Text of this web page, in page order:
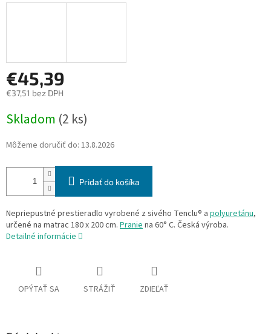
€45,39
€37,51 bez DPH
cena:
Skladom (2 ks)
Môžeme doručiť do: 13.8.2026
Pridať do košíka
Nepriepustné prestieradlo vyrobené z sivého Tenclu® a polyuretánu,
určené na matrac 180 x 200 cm. Praniena 60° C. Česká výroba.
Detailné informácie
OPÝTAŤ SA STRÁŽIŤ ZDIEĽAŤ